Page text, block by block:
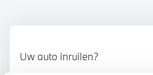
Uw auto inruilen?